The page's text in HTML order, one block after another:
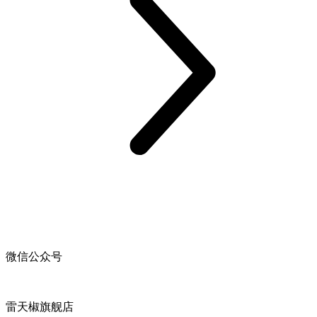
微信公众号
雷天椒旗舰店